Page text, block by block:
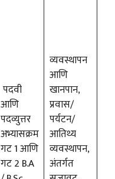
पदवी
आणि
पदव्युत्तर
अभ्यासक्रम
गट 1 आणि
गट 2 B.A
व्यवस्थापन
आणि
खानपान,
प्रवास/
पर्यटन/
आतिथ्य
व्यवस्थापन,
अंतर्गत